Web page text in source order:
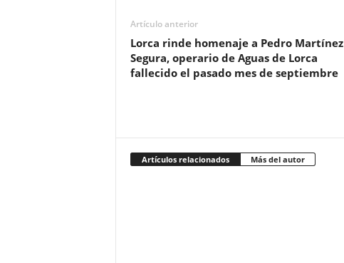
Artículo anterior
Lorca rinde homenaje a Pedro Martínez
Segura, operario de Aguas de Lorca
fallecido el pasado mes de septiembre
Artículos relacionados Más del autor